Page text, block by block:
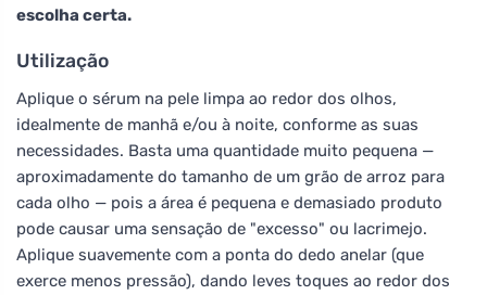
escolha certa.
Utilização
Aplique o sérum na pele limpa ao redor dos olhos,
idealmente de manhã e/ou à noite, conforme as suas
necessidades. Basta uma quantidade muito pequena —
aproximadamente do tamanho de um grão de arroz para
cada olho — pois a área é pequena e demasiado produto
pode causar uma sensação de "excesso" ou lacrimejo.
Aplique suavemente com a ponta do dedo anelar (que
exerce menos pressão), dando leves toques ao redor dos